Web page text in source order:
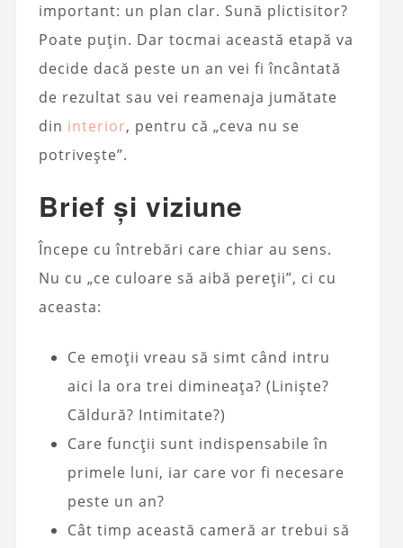
important: un plan clar. Sună plictisitor?
Poate puțin. Dar tocmai această etapă va
decide dacă peste un an vei fi încântată
de rezultat sau vei reamenaja jumătate
din interior, pentru că „ceva nu se
potrivește”.
Brief și viziune
Începe cu întrebări care chiar au sens.
Nu cu „ce culoare să aibă pereții”, ci cu
aceasta:
Ce emoții vreau să simt când intru
aici la ora trei dimineața? (Liniște?
Căldură? Intimitate?)
Care funcții sunt indispensabile în
primele luni, iar care vor fi necesare
peste un an?
Cât timp această cameră ar trebui să